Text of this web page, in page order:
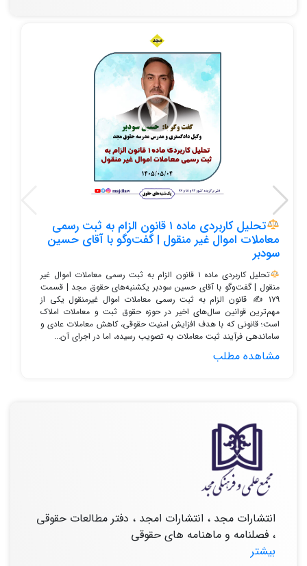
تحلیل کاربردی ماده ۱ قانون الزام به ثبت رسمی
معاملات اموال غیر منقول | گفت‌وگو با آقای حسین
سودبر
تحلیل کاربردی ماده ۱ قانون الزام به ثبت رسمی معاملات اموال غیر
منقول | گفت‌وگو با آقای حسین سودبر یکشنبه‌های حقوق مجد | قسمت
۱۷۹ ✍
قانون الزام به ثبت رسمی معاملات اموال غیرمنقول یکی از
مهم‌ترین قوانین سال‌های اخیر در حوزه حقوق ثبت و معاملات املاک
است؛ قانونی که با هدف افزایش امنیت حقوقی، کاهش معاملات عادی و
ساماندهی فرآیند ثبت معاملات به تصویب رسیده، اما در اجرای آن...
مشاهده مطلب
انتشارات مجد ، انتشارات امجد ، دفتر مطالعات حقوقی
، فصلنامه و ماهنامه های حقوقی
بیشتر